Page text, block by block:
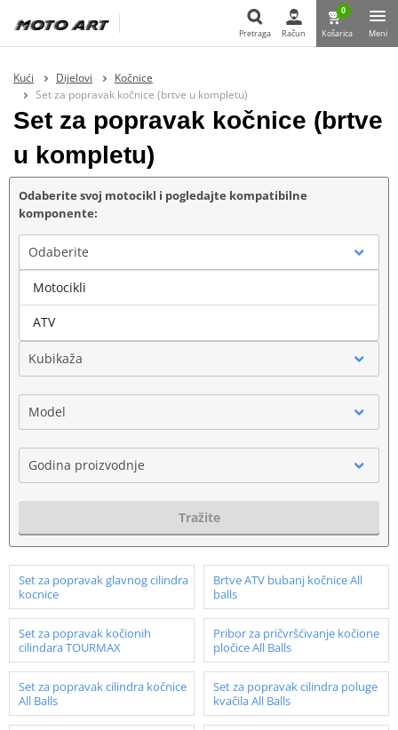
Pretraga Račun
0
Košarica Meni
Kući Dijelovi
Kočnice
Set za popravak kočnice (brtve u kompletu)
Set za popravak kočnice (brtve
u kompletu)
Odaberite svoj motocikl i pogledajte kompatibilne
komponente:
Odaberite
Marka
Kubikaža
Model
Godina proizvodnje
Tražite
Set za popravak glavnog cilindra
kocnice
Brtve ATV bubanj kočnice All
balls
Set za popravak kočionih
cilindara TOURMAX
Pribor za pričvršćivanje kočione
pločice All Balls
Set za popravak cilindra kočnice
All Balls
Set za popravak cilindra poluge
kvačila All Balls
Motocikli
ATV